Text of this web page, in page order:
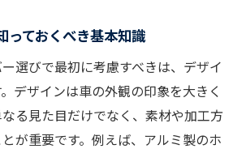
確認すべき基本事項
フォーマンスの良い選び方
る販売店の見つけ方
サービスの重要性
をしっかり確認する理由
っておくべき基本知識
選びで最初に考慮すべきは、デザイ
デザインは車の外観の印象を大きく
る見た目だけでなく、素材や加工方
が重要です。例えば、アルミ製のホ